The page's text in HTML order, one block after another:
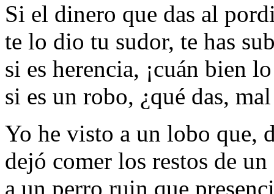
Si el dinero que das al
te lo dio tu sudor, te has
si es herencia, ¡cuán bien
si es un robo, ¿qué das,
Yo he visto a un lobo que,
dejó comer los restos de
a un perro ruin que